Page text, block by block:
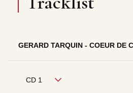
GERARD TARQUIN - COEUR DE
CD 1